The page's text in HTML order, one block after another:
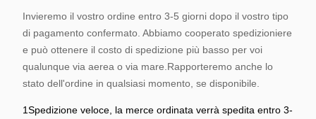
Invieremo il vostro ordine entro 3-5 giorni dopo il vostro tipo
di pagamento confermato. Abbiamo cooperato spedizioniere
e può ottenere il costo di spedizione più basso per voi
qualunque via aerea o via mare.Rapporteremo anche lo
stato dell'ordine in qualsiasi momento, se disponibile.
1Spedizione veloce, la merce ordinata verrà spedita entro 3-